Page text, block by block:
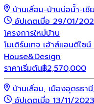
บ้านเลื่อม-บ้านบ่อน้ำ-เ
อัปเดตเมื่อ 29/01/
โครงการใหม่บ้าน
โมเดิร์นเทจ เฮ้าส์แอนดีไ
House&Design
ราคาเริ่มต้น฿2,570,000
บ้านเลื่อม, เมืองอุดรธา
อัปเดตเมื่อ 13/11/2023